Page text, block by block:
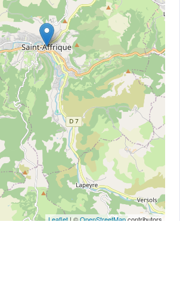
Leaflet| ©OpenStreetMapcontributors